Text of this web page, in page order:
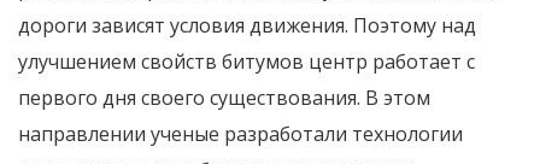
дороги зависят условия движения. Поэтому над
улучшением свойств битумов центр работает с
первого дня своего существования. В этом
направлении ученые разработали технологии